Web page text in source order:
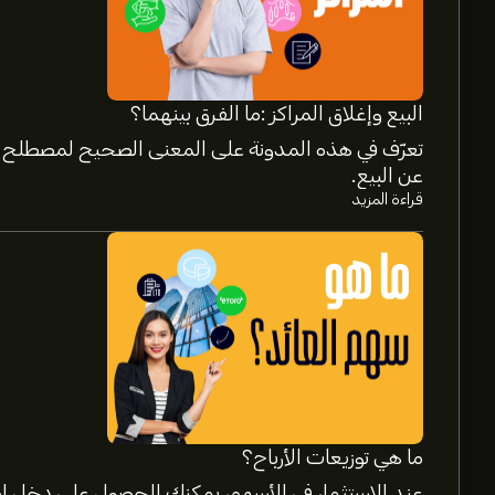
البيع وإغلاق المراكز :ما الفرق بينهما؟
تعرّف في هذه المدونة على المعنى الصحيح لمصطلح
عن البيع.
قراءة المزيد
ما هي توزيعات الأرباح؟
سعر PEB الآن هو 18.18‎$‎.
متوسط السعر المستهدف لسهم Pebblebrook Hotel Trust هو 18.18‎$‎.
التفاصيل حول توقعات المحللين والأسعار
والنمو المتوقع. راقِب آخر التوقعات لتحركات الأسعار